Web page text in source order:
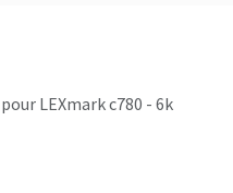
LEXmark c780 - 6k